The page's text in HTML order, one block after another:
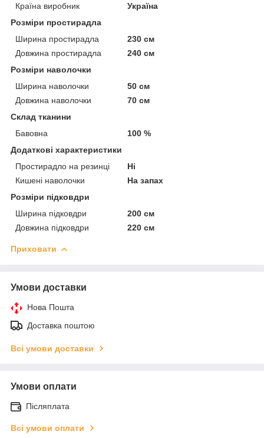
Країна виробник
Україна
Розміри простирадла
Ширина простирадла
230 см
Довжина простирадла
240 см
Розміри наволочки
Ширина наволочки
50 см
Довжина наволочки
70 см
Склад тканини
Бавовна
100 %
Додаткові характеристики
Простирадло на резинці
Ні
Кишені наволочки
На запах
Розміри підковдри
Ширина підковдри
200 см
Довжина підковдри
220 см
Приховати
Умови доставки
Нова Пошта
Доставка поштою
Всі умови доставки
Умови оплати
Післяплата
Всі умови оплати